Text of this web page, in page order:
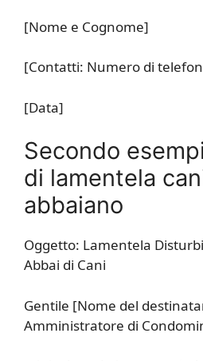
[Nome e Cognome]
[Contatti: Numero di
[Data]
Secondo
di lamentela
abbaiano
Oggetto: Lamentela
Abbai di Cani
Gentile [Nome del
Amministratore di